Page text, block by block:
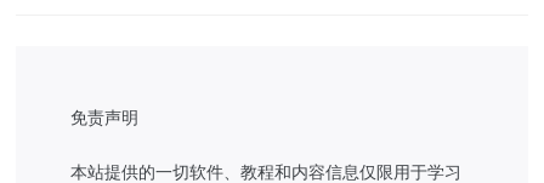
免责声明
本站提供的一切软件、教程和内容信息仅限用于学习